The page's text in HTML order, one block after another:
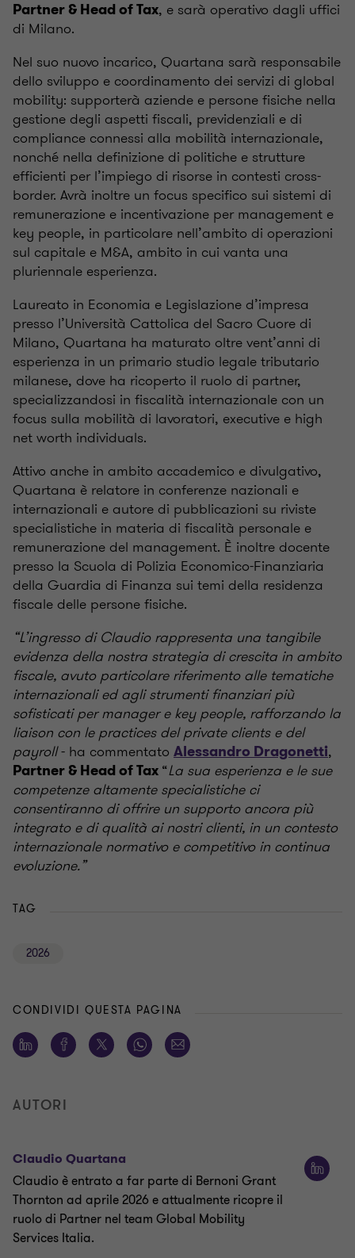
Partner & Head of Tax, e sarà operativo dagli uffici
di Milano.
Nel suo nuovo incarico, Quartana sarà responsabile
dello sviluppo e coordinamento dei servizi di global
mobility: supporterà aziende e persone fisiche nella
gestione degli aspetti fiscali, previdenziali e di
compliance connessi alla mobilità internazionale,
nonché nella definizione di politiche e strutture
efficienti per l’impiego di risorse in contesti cross-
border. Avrà inoltre un focus specifico sui sistemi di
remunerazione e incentivazione per management e
key people, in particolare nell’ambito di operazioni
sul capitale e M&A, ambito in cui vanta una
pluriennale esperienza.
Laureato in Economia e Legislazione d’impresa
presso l’Università Cattolica del Sacro Cuore di
Milano, Quartana ha maturato oltre vent’anni di
esperienza in un primario studio legale tributario
milanese, dove ha ricoperto il ruolo di partner,
specializzandosi in fiscalità internazionale con un
focus sulla mobilità di lavoratori, executive e high
net worth individuals.
Attivo anche in ambito accademico e divulgativo,
Quartana è relatore in conferenze nazionali e
internazionali e autore di pubblicazioni su riviste
specialistiche in materia di fiscalità personale e
remunerazione del management. È inoltre docente
presso la Scuola di Polizia Economico-Finanziaria
della Guardia di Finanza sui temi della residenza
fiscale delle persone fisiche.
“L’ingresso di Claudio rappresenta una tangibile
evidenza della nostra strategia di crescita in ambito
fiscale, avuto particolare riferimento alle tematiche
internazionali ed agli strumenti finanziari più
sofisticati per manager e key people, rafforzando la
liaison con le practices del private clients e del
payroll- ha commentato Alessandro Dragonetti,
Partner & Head of Tax “La sua esperienza e le sue
competenze altamente specialistiche ci
consentiranno di offrire un supporto ancora più
integrato e di qualità ai nostri clienti, in un contesto
internazionale normativo e competitivo in continua
evoluzione.”
TAG
2026
CONDIVIDI QUESTA PAGINA
AUTORI
Claudio Quartana
Claudio è entrato a far parte di Bernoni Grant
Thornton ad aprile 2026 e attualmente ricopre il
ruolo di Partner nel team Global Mobility
Services Italia.